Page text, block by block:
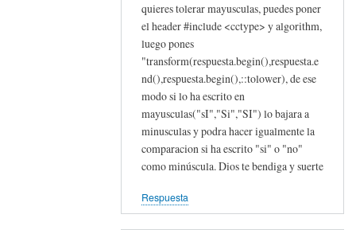
quieres tolerar mayusculas, puedes poner
el header #include <cctype> y algorithm,
luego pones
"transform(respuesta.begin(),respuesta.e
nd(),respuesta.begin(),::tolower), de ese
modo si lo ha escrito en
mayusculas("sI","Si","SI") lo bajara a
minusculas y podra hacer igualmente la
comparacion si ha escrito "si" o "no"
como minúscula. Dios te bendiga y suerte
Respuesta